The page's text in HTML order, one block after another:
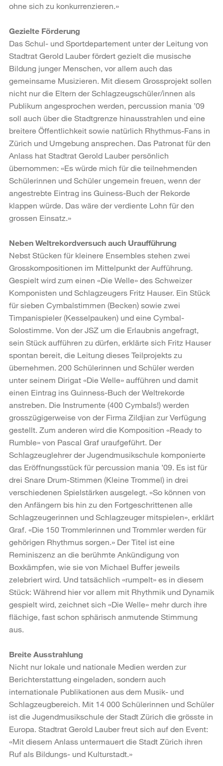
ohne sich zu konkurrenzieren.»
Gezielte Förderung
Das Schul- und Sportdepartement unter der Leitung von
Stadtrat Gerold Lauber fördert gezielt die musische
Bildung junger Menschen, vor allem auch das
gemeinsame Musizieren. Mit diesem Grossprojekt sollen
nicht nur die Eltern der Schlagzeugschüler/innen als
Publikum angesprochen werden, percussion mania ’09
soll auch über die Stadtgrenze hinausstrahlen und eine
breitere Öffentlichkeit sowie natürlich Rhythmus-Fans in
Zürich und Umgebung ansprechen. Das Patronat für den
Anlass hat Stadtrat Gerold Lauber persönlich
übernommen: «Es würde mich für die teilnehmenden
Schülerinnen und Schüler ungemein freuen, wenn der
angestrebte Eintrag ins Guiness-Buch der Rekorde
klappen würde. Das wäre der verdiente Lohn für den
grossen Einsatz.»
Neben Weltrekordversuch auch Uraufführung
Nebst Stücken für kleinere Ensembles stehen zwei
Grosskompositionen im Mittelpunkt der Aufführung.
Gespielt wird zum einen «Die Welle» des Schweizer
Komponisten und Schlagzeugers Fritz Hauser. Ein Stück
für sieben Cymbalstimmen (Becken) sowie zwei
Timpanispieler (Kesselpauken) und eine Cymbal-
Solostimme. Von der JSZ um die Erlaubnis angefragt,
sein Stück aufführen zu dürfen, erklärte sich Fritz Hauser
spontan bereit, die Leitung dieses Teilprojekts zu
übernehmen. 200 Schülerinnen und Schüler werden
unter seinem Dirigat «Die Welle» aufführen und damit
einen Eintrag ins Guinness-Buch der Weltrekorde
anstreben. Die Instrumente (400 Cymbals!) werden
grosszügigerweise von der Firma Zildjian zur Verfügung
gestellt. Zum anderen wird die Komposition «Ready to
Rumble» von Pascal Graf uraufgeführt. Der
Schlagzeuglehrer der Jugendmusikschule komponierte
das Eröffnungsstück für percussion mania ’09. Es ist für
drei Snare Drum-Stimmen (Kleine Trommel) in drei
verschiedenen Spielstärken ausgelegt. «So können von
den Anfängern bis hin zu den Fortgeschrittenen alle
Schlagzeugerinnen und Schlagzeuger mitspielen», erklärt
Graf. «Die 150 Trommlerinnen und Trommler werden für
gehörigen Rhythmus sorgen.» Der Titel ist eine
Reminiszenz an die berühmte Ankündigung von
Boxkämpfen, wie sie von Michael Buffer jeweils
zelebriert wird. Und tatsächlich «rumpelt» es in diesem
Stück: Während hier vor allem mit Rhythmik und Dynamik
gespielt wird, zeichnet sich «Die Welle» mehr durch ihre
flächige, fast schon sphärisch anmutende Stimmung
aus.
Breite Ausstrahlung
Nicht nur lokale und nationale Medien werden zur
Berichterstattung eingeladen, sondern auch
internationale Publikationen aus dem Musik- und
Schlagzeugbereich. Mit 14 000 Schülerinnen und Schüler
ist die Jugendmusikschule der Stadt Zürich die grösste in
Europa. Stadtrat Gerold Lauber freut sich auf den Event:
«Mit diesem Anlass untermauert die Stadt Zürich ihren
Ruf als Bildungs- und Kulturstadt.»